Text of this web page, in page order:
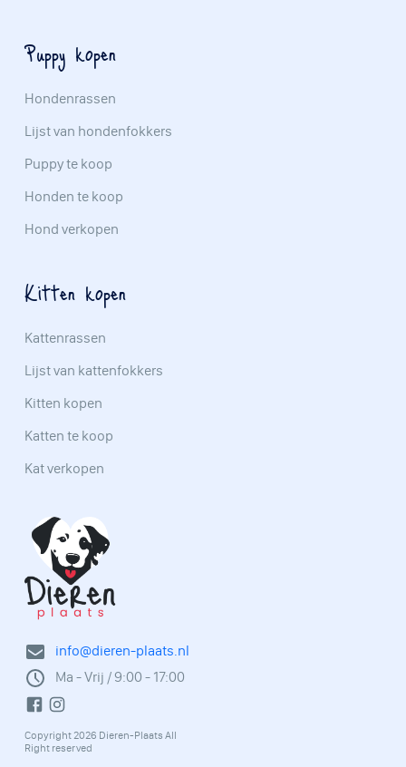
info@dieren-plaats.nl
Ma - Vrij / 9:00 - 17:00
Copyright 2026 Dieren-Plaats All
Right reserved
Puppy kopen
Hondenrassen
Lijst van hondenfokkers
Puppy te koop
Honden te koop
Hond verkopen
Kitten kopen
Kattenrassen
Lijst van kattenfokkers
Kitten kopen
Katten te koop
Kat verkopen